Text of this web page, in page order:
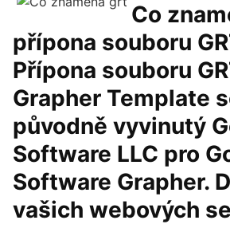
Co
přípona souboru
Přípona souboru
Grapher Template
původně vyvinutý
Software LLC pro
Software Grapher.
vašich webových